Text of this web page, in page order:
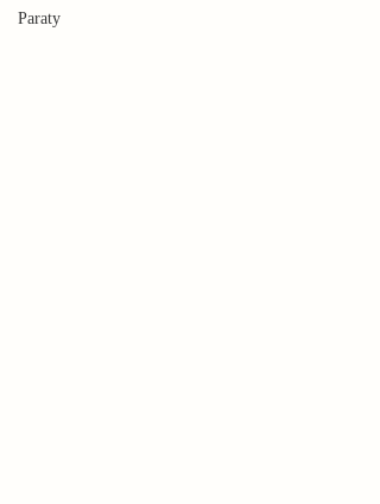
Paraty